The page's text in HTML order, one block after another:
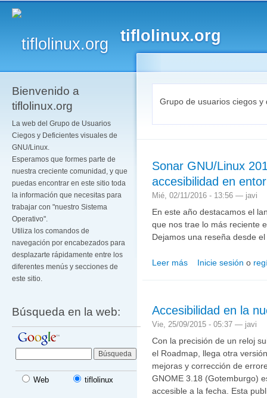
tiflolinux.org
Bienvenido a
tiflolinux.org
La web del Grupo de Usuarios
Ciegos y Deficientes visuales de
GNU/Linux.
Esperamos que formes parte de
nuestra creciente comunidad, y que
puedas encontrar en este sitio toda
la información que necesitas para
trabajar con "nuestro Sistema
Operativo".
Utiliza los comandos de
navegación por encabezados para
desplazarte rápidamente entre los
diferentes menús y secciones de
este sitio.
Búsqueda en la web:
Web tiflolinux
Grupo de usuarios ciegos y
Sonar GNU/Linux
accesibilidad en
Mié, 02/11/2016 - 13:56 — javi
En este año destacamos el
que nos trae lo más reciente
Dejamos una reseña desde
Leer más sobre Sonar GNU/
Inicie sesión o
Accesibilidad en la
Vie, 25/09/2015 - 05:37 — javi
Con la precisión de un reloj
el Roadmap, llega otra
mejoras y corrección de
GNOME 3.18 (Gotemburgo)
accesible a la fecha. Esta